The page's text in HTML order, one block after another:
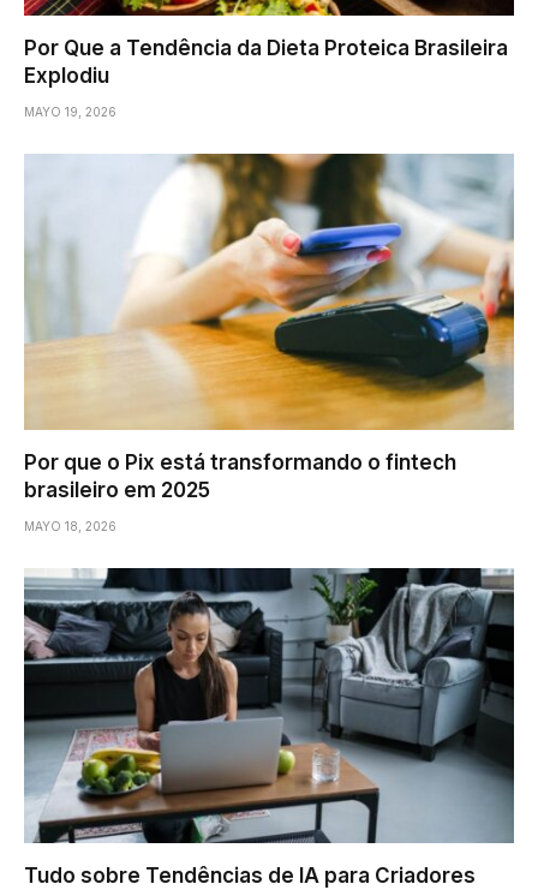
Por Que a Tendência da Dieta Proteica Brasileira
Explodiu
MAYO 19, 2026
Por que o Pix está transformando o fintech
brasileiro em 2025
MAYO 18, 2026
Tudo sobre Tendências de IA para Criadores